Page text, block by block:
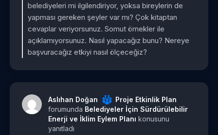
belediyeleri mi ilgilendiriyor, yoksa bireylerin de
yapması gereken şeyler var mı? Çok kitaptan
cevaplar veriyorsunuz. Somut örnekler ile
açıklamıyorsunuz. Nasıl yapacağız bunu? Nereye
başvuracağız etkiyi nasıl ölçeceğiz?
Aslıhan Doğan
Proje Etkinlik Plan
forumunda Belediyeler İçin Sürdürülebilir
Enerji ve İklim Eylem Planı konusunu
yanıtladı